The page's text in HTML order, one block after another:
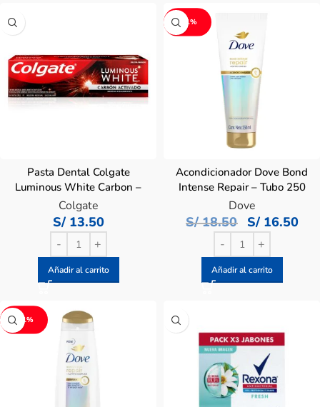
Pasta Dental Colgate
Luminous White Carbon –
Tubo 75 Ml
Colgate
S/13.50
Añadir al carrito
-11%
Acondicionador Dove Bond
Intense Repair – Tubo 250
ML
Dove
S/18.50 S/16.50
Añadir al carrito
-11%